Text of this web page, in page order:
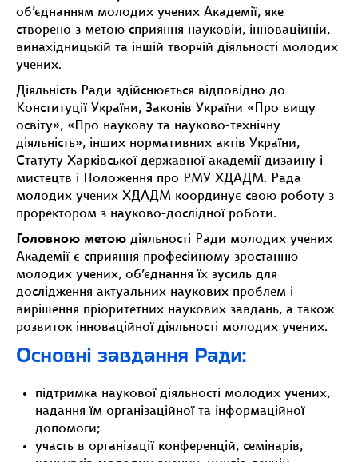
об’єднанням молодих учених Академії, яке
створено з метою сприяння науковій, інноваційній,
винахідницькій та іншій творчій діяльності молодих
учених.
Діяльність Ради здійснюється відповідно до
Конституції України, Законів України «Про вищу
освіту», «Про наукову та науково-технічну
діяльність», інших нормативних актів України,
Статуту Харківської державної академії дизайну і
мистецтв і Положення про РМУ ХДАДМ. Рада
молодих учених ХДАДМ координує свою роботу з
проректором з науково-дослідної роботи.
Головною метою діяльності Ради молодих учених
Академії є сприяння професійному зростанню
молодих учених, об’єднання їх зусиль для
дослідження актуальних наукових проблем і
вирішення пріоритетних наукових завдань, а також
розвиток інноваційної діяльності молодих учених.
Основні завдання Ради:
підтримка наукової діяльності молодих учених,
надання їм організаційної та інформаційної
допомоги;
участь в організації конференцій, семінарів,